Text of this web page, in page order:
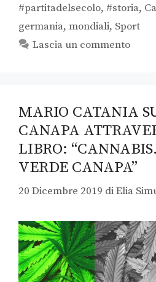
#partitadelsecolo, #storia,
germania, mondiali, Sport
Lascia un commento
MARIO CATANIA
CANAPA
LIBRO:
VERDE CANAPA”
20 Dicembre 2019 diElia